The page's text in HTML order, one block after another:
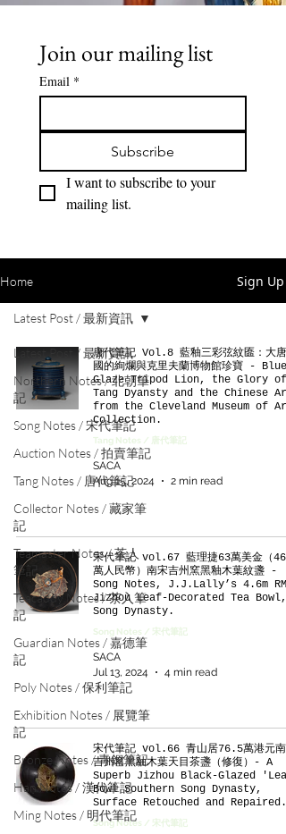
Join our mailing list
Email *
Subscribe
I want to subscribe to your
mailing list.
Home Sign Up
Latest Post / 最新資訊
Northern Notes / 北朝筆
記
Song Notes / 宋代筆記
Auction Notes / 拍賣筆記
Tang Notes / 唐代筆記
Collector Notes / 藏家筆
記
Teamaster Notes / 茶人
筆記
Teacaddy Notes / 茶入筆
記
Guardian Notes / 嘉德筆
記
Poly Notes / 保利筆記
Exhibition Notes / 展覽筆
記
Bronze Notes / 青銅筆記
Han Notes / 漢代筆記
Ming Notes / 明代筆記
Latest Post / 最新資訊
唐代筆記 Vol.8 藍釉三彩弦紋匲：大唐
國的絢爛與克里夫蘭博物館珍寶 - Blue
Glaze Tripod Lion, the Glory of
Tang Dyansty and the Chinese Art
from the Cleveland Museum of Art
Collection.
Tang Notes / 唐代筆記
SACA
Aug 15, 2024
2 min read
宋代筆記 vol.67 藍理捷63萬美金（460
萬人民幣）南宋吉州窯黑釉木葉紋盞 -
Song Notes, J.J.Lally’s 4.6m RMB
Jizhou Leaf-Decorated Tea Bowl,
Song Dynasty.
Song Notes / 宋代筆記
SACA
Jul 13, 2024
4 min read
宋代筆記 vol.66 青山居76.5萬港元南
吉州窰黑釉木葉天目茶盞（修復）- A
Superb Jizhou Black-Glazed
Bowl Southern Song Dynasty,
Surface Retouched and Repaired.
Song Notes / 宋代筆記